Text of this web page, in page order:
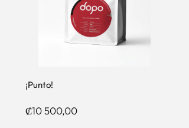
¡Punto!
₡10 500,00Precio